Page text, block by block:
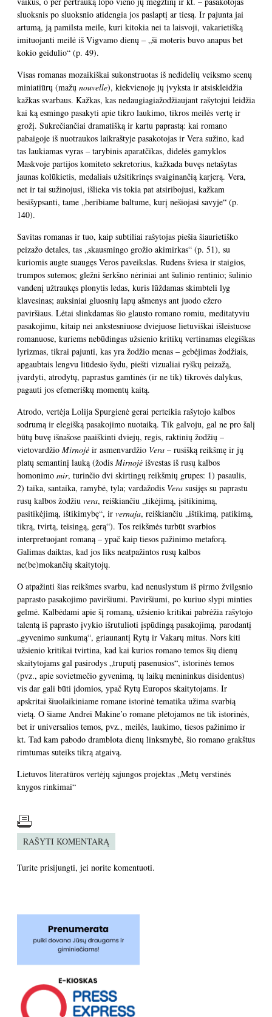
sluoksnis po sluoksnio atidengia jos paslaptį ar tiesą. Ir pajunta jai
artumą, ją pamilsta meile, kuri kitokia nei ta laisvoji, vakarietišką
imituojanti meilė iš Vigvamo dienų – „ši moteris buvo anapus bet
kokio geidulio“ (p. 49).
Visas romanas mozaikiškai sukonstruotas iš nedidelių veiksmo scenų
miniatiūrų (mažų nouvelle), kiekvienoje jų įvyksta ir atsiskleidžia
kažkas svarbaus. Kažkas, kas nedaugiagiažodžiaujant rašytojui leidžia
kai ką esmingo pasakyti apie tikro laukimo, tikros meilės vertę ir
grožį. Sukrečiančiai dramatišką ir kartu paprastą: kai romano
pabaigoje iš nuotraukos laikraštyje pasakotojas ir Vera sužino, kad
tas laukiamas vyras – tarybinis aparatčikas, didelės gamyklos
Maskvoje partijos komiteto sekretorius, kažkada buvęs netašytas
jaunas kolūkietis, medaliais užsitikrinęs svaiginančią karjerą. Vera,
net ir tai sužinojusi, išlieka vis tokia pat atsiribojusi, kažkam
besišypsanti, tame „beribiame baltume, kurį nešiojasi savyje“ (p.
140).
Savitas romanas ir tuo, kaip subtiliai rašytojas piešia šiaurietiško
peizažo detales, tas „skausmingo grožio akimirkas“ (p. 51), su
kuriomis augte suaugęs Veros paveikslas. Rudens šviesa ir staigios,
trumpos sutemos; gležni šerkšno nėriniai ant šulinio rentinio; šulinio
vandenį užtraukęs plonytis ledas, kuris lūždamas skimbteli lyg
klavesinas; auksiniai gluosnių lapų ašmenys ant juodo ežero
paviršiaus. Lėtai slinkdamas šio glausto romano romiu, meditatyviu
pasakojimu, kitaip nei ankstesniuose dviejuose lietuviškai išleistuose
romanuose, kuriems nebūdingas užsienio kritikų vertinamas elegiškas
lyrizmas, tikrai pajunti, kas yra žodžio menas – gebėjimas žodžiais,
apgaubtais lengvu liūdesio šydu, piešti vizualiai ryškų peizažą,
įvardyti, atrodytų, paprastus gamtinės (ir ne tik) tikrovės dalykus,
pagauti jos efemeriškų momentų kaitą.
Atrodo, vertėja Lolija Spurgienė gerai perteikia rašytojo kalbos
sodrumą ir elegišką pasakojimo nuotaiką. Tik galvoju, gal ne pro šalį
būtų buvę išnašose paaiškinti dviejų, regis, raktinių žodžių –
vietovardžio Mirnojė ir asmenvardžio Vera – rusišką reikšmę ir jų
platų semantinį lauką (žodis Mirnojė išvestas iš rusų kalbos
homonimo mir, turinčio dvi skirtingų reikšmių grupes: 1) pasaulis,
2) taika, santaika, ramybė, tyla; vardažodis Vera susijęs su paprastu
rusų kalbos žodžiu vera, reiškiančiu „tikėjimą, įsitikinimą,
pasitikėjimą, ištikimybę“, ir vernaja, reiškiančiu „ištikimą, patikimą,
tikrą, tvirtą, teisingą, gerą“). Tos reikšmės turbūt svarbios
interpretuojant romaną – ypač kaip tiesos pažinimo metaforą.
Galimas daiktas, kad jos liks neatpažintos rusų kalbos
ne(be)mokančių skaitytojų.
O atpažinti šias reikšmes svarbu, kad nenuslystum iš pirmo žvilgsnio
paprasto pasakojimo paviršiumi. Paviršiumi, po kuriuo slypi minties
gelmė. Kalbėdami apie šį romaną, užsienio kritikai pabrėžia rašytojo
talentą iš paprasto įvykio išrutulioti įspūdingą pasakojimą, parodantį
„gyvenimo sunkumą“, griaunantį Rytų ir Vakarų mitus. Nors kiti
užsienio kritikai tvirtina, kad kai kurios romano temos šių dienų
skaitytojams gal pasirodys „truputį pasenusios“, istorinės temos
(pvz., apie sovietmečio gyvenimą, tų laikų menininkus disidentus)
vis dar gali būti įdomios, ypač Rytų Europos skaitytojams. Ir
apskritai šiuolaikiniame romane istorinė tematika užima svarbią
vietą. O šiame Andreï Makine’o romane plėtojamos ne tik istorinės,
bet ir universalios temos, pvz., meilės, laukimo, tiesos pažinimo ir
kt. Tad kam pabodo dramblota dienų linksmybė, šio romano grakštus
rimtumas suteiks tikrą atgaivą.
Lietuvos literatūros vertėjų sąjungos projektas „Metų verstinės
knygos rinkimai“
RAŠYTI KOMENTARĄ
Turite prisijungti, jei norite komentuoti.